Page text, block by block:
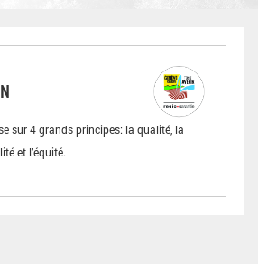
sur 4 grands principes: la qualité, la
et l’équité.